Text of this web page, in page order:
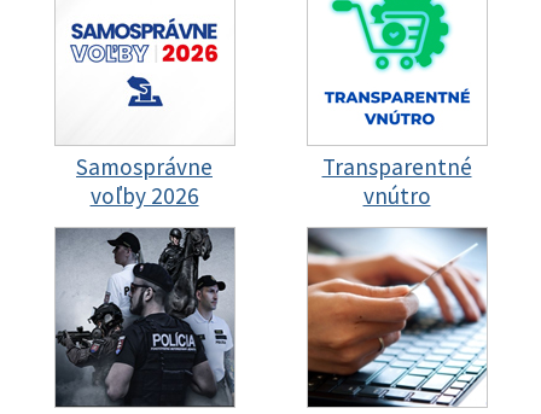
Samosprávne
voľby 2026
Transparentné
vnútro